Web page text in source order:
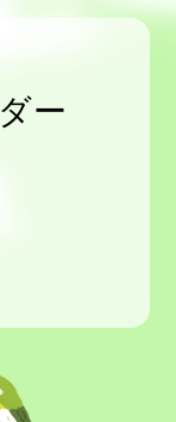
ー